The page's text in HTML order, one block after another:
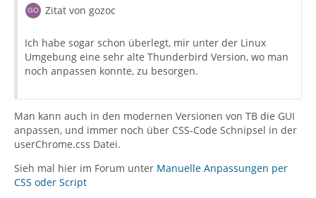
Zitat von gozoc
Ich habe sogar schon überlegt, mir unter der Linux
Umgebung eine sehr alte Thunderbird Version, wo man
noch anpassen konnte, zu besorgen.
Man kann auch in den modernen Versionen von TB die GUI
anpassen, und immer noch über CSS-Code Schnipsel in der
userChrome.css Datei.
Sieh mal hier im Forum unter Manuelle Anpassungen per
CSS oder Script